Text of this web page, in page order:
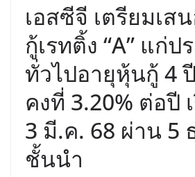
เอสซีจี เตรียมเส
กู้เรทติ้ง “A” แก่
ทั่วไปอายุหุ้นกู้ 4
คงที่ 3.20% ต่อปี
3 มี.ค. 68 ผ่าน 5
ชั้นนำ